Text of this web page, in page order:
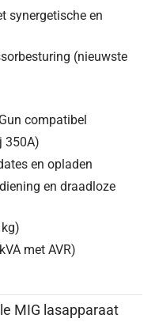
synergetische en
(nieuwste
compatibel
350A)
en opladen
en draadloze
met AVR)
MIG lasapparaat